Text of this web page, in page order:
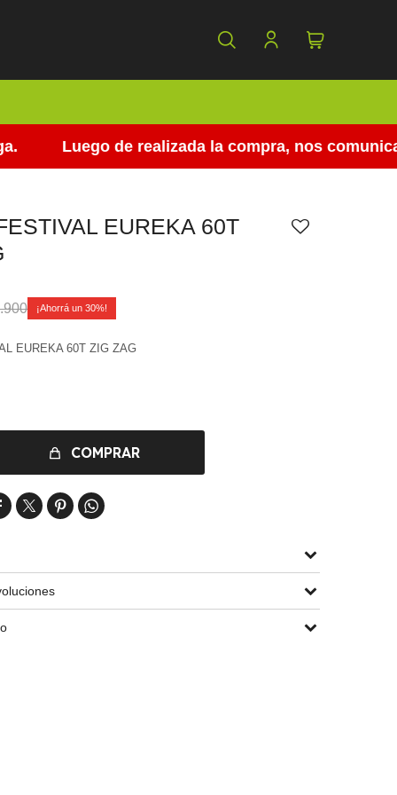
Luego de realizada la compra, nos
EUREKA 60T
30
EUREKA 60T ZIG ZAG
COMPRAR
  